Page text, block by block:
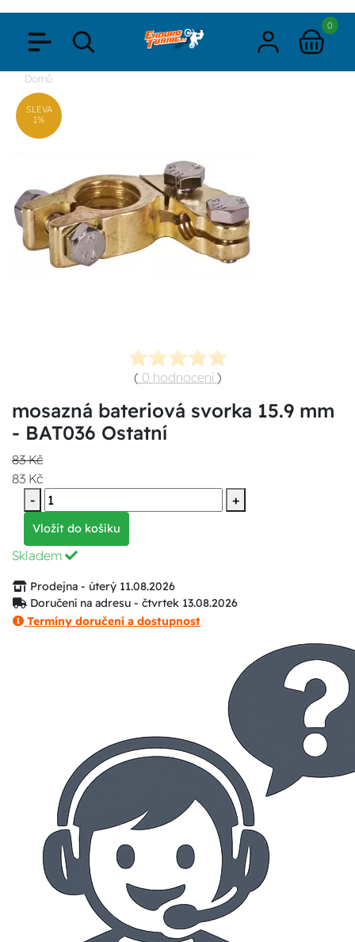
0
Domů
SLEVA
1%
( 0 hodnocení )
mosazná bateriová svorka 15.9 mm
- BAT036 Ostatní
83 Kč
83 Kč
-
+
Vložit do košíku
Skladem
Prodejna - úterý 11.08.2026
Doručení na adresu - čtvrtek 13.08.2026
Termíny doručení a dostupnost